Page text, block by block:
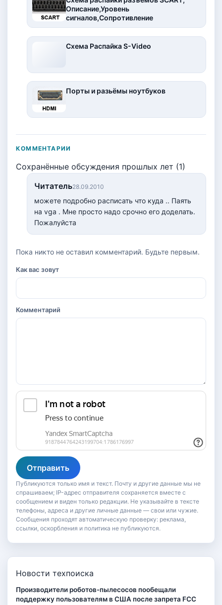
Описание,Уровень
сигналов,Сопротивление
Схема Распайка S-Video
Порты и разьёмы ноутбуков
КОММЕНТАРИИ
Сохранённые обсуждения прошлых лет (1)
Читатель28.09.2010
можете подробно расписать что куда .. Паять
на vga . Мне просто надо срочно его доделать.
Пожалуйста
Пока никто не оставил комментарий. Будьте первым.
Как вас зовут
Комментарий
Отправить
Публикуются только имя и текст. Почту и другие данные мы не
спрашиваем; IP-адрес отправителя сохраняется вместе с
сообщением и виден только редакции. Не указывайте в тексте
телефоны, адреса и другие личные данные — свои или чужие.
Сообщения проходят автоматическую проверку: реклама,
ссылки, оскорбления и политика не публикуются.
Новости техпоиска
Производители роботов-пылесосов пообещали
поддержку пользователям в США после запрета FCC